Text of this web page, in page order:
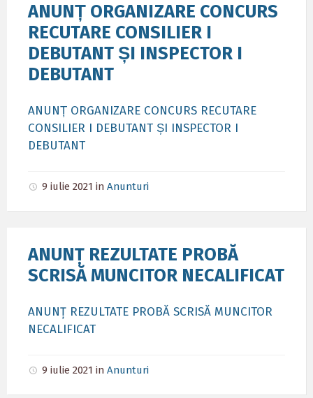
ANUNȚ ORGANIZARE CONCURS
RECUTARE CONSILIER I
DEBUTANT ȘI INSPECTOR I
DEBUTANT
ANUNȚ ORGANIZARE CONCURS RECUTARE
CONSILIER I DEBUTANT ȘI INSPECTOR I
DEBUTANT
9 iulie 2021 in Anunturi
ANUNȚ REZULTATE PROBĂ
SCRISĂ MUNCITOR NECALIFICAT
ANUNȚ REZULTATE PROBĂ SCRISĂ MUNCITOR
NECALIFICAT
9 iulie 2021 in Anunturi